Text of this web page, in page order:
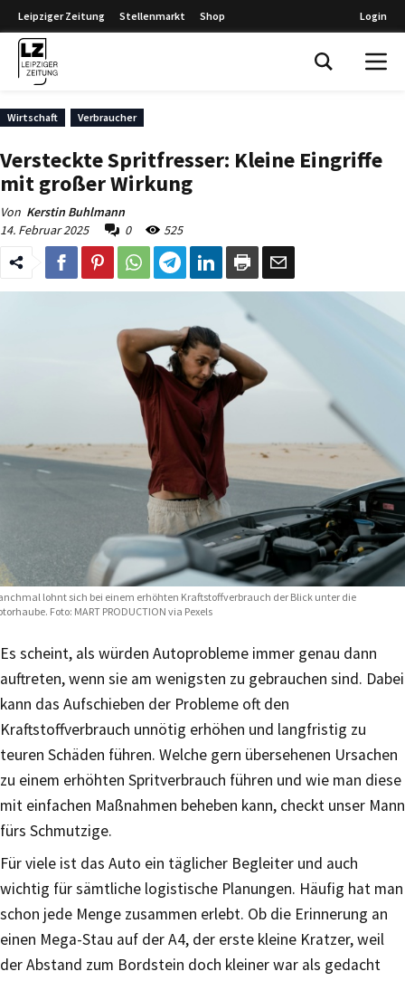
Leipziger Zeitung Stellenmarkt Shop Login
Wirtschaft Verbraucher
Versteckte Spritfresser: Kleine Eingriffe
mit großer Wirkung
Von Kerstin Buhlmann
14. Februar 2025
0 525
lohnt sich bei einem erhöhten Kraftstoffverbrauch der Blick unter die
Foto: MART PRODUCTION via Pexels
Es scheint, als würden Autoprobleme immer genau dann
auftreten, wenn sie am wenigsten zu gebrauchen sind. Dabei
kann das Aufschieben der Probleme oft den
Kraftstoffverbrauch unnötig erhöhen und langfristig zu
teuren Schäden führen. Welche gern übersehenen Ursachen
zu einem erhöhten Spritverbrauch führen und wie man diese
mit einfachen Maßnahmen beheben kann, checkt unser Mann
fürs Schmutzige.
Für viele ist das Auto ein täglicher Begleiter und auch
wichtig für sämtliche logistische Planungen. Häufig hat man
schon jede Menge zusammen erlebt. Ob die Erinnerung an
einen Mega-Stau auf der A4, der erste kleine Kratzer, weil
der Abstand zum Bordstein doch kleiner war als gedacht